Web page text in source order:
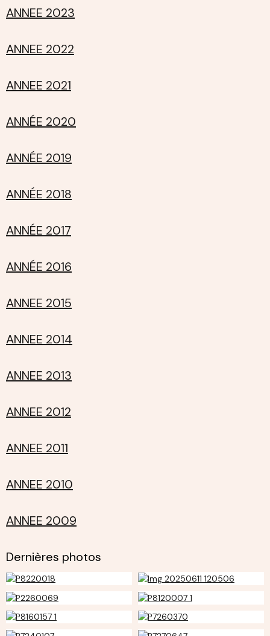
ANNEE 2023
ANNEE 2022
ANNEE 2021
ANNÉE 2020
ANNÉE 2019
ANNÉE 2018
ANNÉE 2017
ANNÉE 2016
ANNEE 2015
ANNEE 2014
ANNEE 2013
ANNEE 2012
ANNEE 2011
ANNEE 2010
ANNEE 2009
Dernières photos